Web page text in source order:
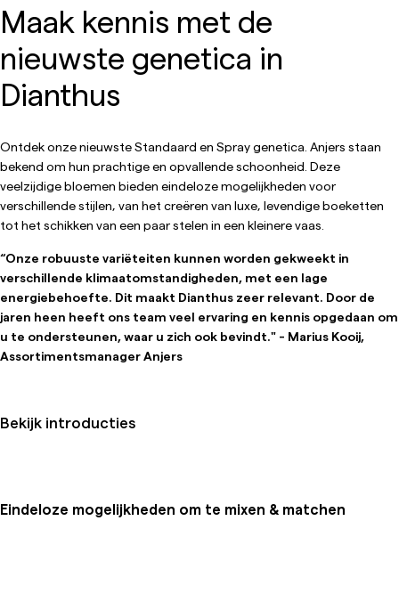
Maak kennis met de
nieuwste genetica in
Dianthus
Ontdek onze nieuwste Standaard en Spray genetica. Anjers staan
bekend om hun prachtige en opvallende schoonheid. Deze
veelzijdige bloemen bieden eindeloze mogelijkheden voor
verschillende stijlen, van het creëren van luxe, levendige boeketten
tot het schikken van een paar stelen in een kleinere vaas.
“Onze robuuste variëteiten kunnen worden gekweekt in
verschillende klimaatomstandigheden, met een lage
energiebehoefte. Dit maakt Dianthus zeer relevant. Door de
jaren heen heeft ons team veel ervaring en kennis opgedaan om
u te ondersteunen, waar u zich ook bevindt." - Marius Kooij,
Assortimentsmanager Anjers
Bekijk introducties
Eindeloze mogelijkheden om te mixen & matchen